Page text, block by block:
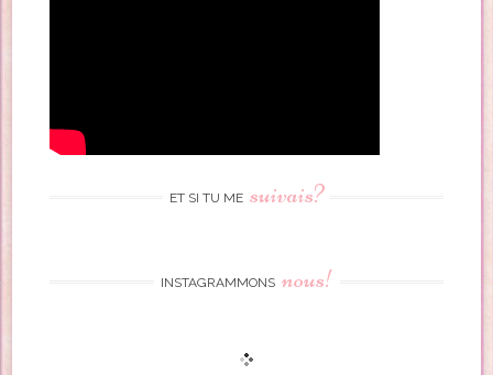
ET SI TU ME suivais?
INSTAGRAMMONS nous!